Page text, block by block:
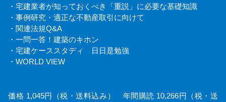
・宅建業者が知っておくべき「重説」に必要な基礎知識
・事例研究・適正な不動産取引に向けて
・関連法規Q&A
・一問一答！建築のキホン
・宅建ケーススタディ 日日是勉強
・WORLD VIEW
価格 1,045円（税・送料込み） 年間購読 10,266円（税・送